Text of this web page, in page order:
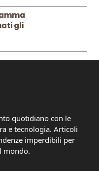
gli
quotidiano con le
e tecnologia. Articoli
imperdibili per
mondo.